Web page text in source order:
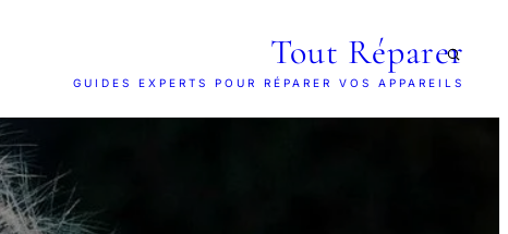
Tout Réparer
GUIDES EXPERTS POUR RÉPARER VOS APPAREILS